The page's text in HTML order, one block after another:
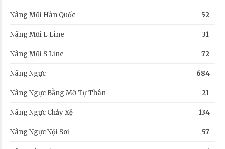
Nâng Mũi Hàn Quốc 52
Nâng Mũi L Line 31
Nâng Mũi S Line 72
Nâng Ngực 684
Nâng Ngực Bằng Mỡ Tự Thân 21
Nâng Ngực Chảy Xệ 134
Nâng Ngực Nội Soi 57